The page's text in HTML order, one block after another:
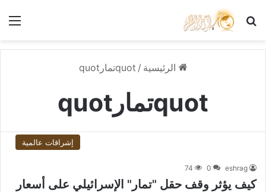
بحث عن
الرئيسية / quotتمارquot
quotتمارquot
إشراقات عالمية
eshrag
0
74
كيف يؤثر وقف حقل "تمار" الإسرائيلي على أسعار